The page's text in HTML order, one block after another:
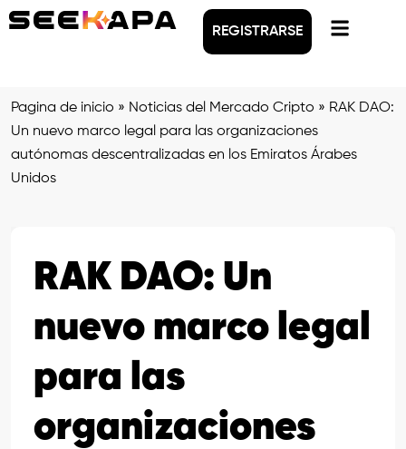
REGISTRARSE
Pagina de inicio » Noticias del Mercado Cripto » RAK DAO:
Un nuevo marco legal para las organizaciones
autónomas descentralizadas en los Emiratos Árabes
Unidos
RAK DAO: Un
nuevo marco legal
para las
organizaciones